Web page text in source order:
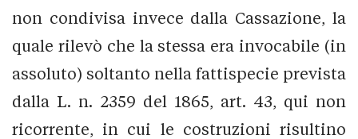
non condivisa invece dalla Cassazione, la
quale rilevò che la stessa era invocabile (in
assoluto) soltanto nella fattispecie prevista
dalla L. n. 2359 del 1865, art. 43, qui non
ricorrente, in cui le costruzioni risultino